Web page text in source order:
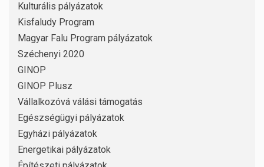
Kulturális pályázatok
Kisfaludy Program
Magyar Falu Program pályázatok
Széchenyi 2020
GINOP
GINOP Plusz
Vállalkozóvá válási támogatás
Egészségügyi pályázatok
Egyházi pályázatok
Energetikai pályázatok